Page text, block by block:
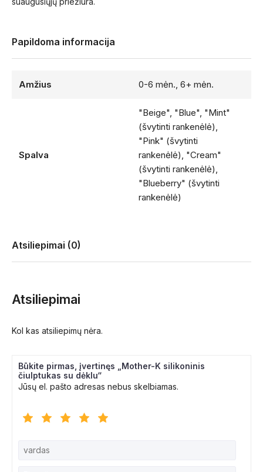
Papildoma informacija
Amžius 0-6 mėn., 6+ mėn.
Spalva
"Beige", "Blue", "Mint"
(švytinti rankenėlė),
"Pink" (švytinti
rankenėlė), "Cream"
(švytinti rankenėlė),
"Blueberry" (švytinti
rankenėlė)
Atsiliepimai (0)
Atsiliepimai
Kol kas atsiliepimų nėra.
Būkite pirmas, įvertinęs „Mother-K silikoninis
čiulptukas su dėklu“
Jūsų el. pašto adresas nebus skelbiamas.